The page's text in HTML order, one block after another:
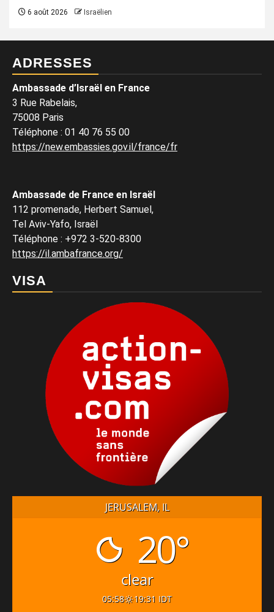
6 août 2026 Israëlien
ADRESSES
Ambassade d’Israël en France
3 Rue Rabelais,
75008 Paris
Téléphone : 01 40 76 55 00
https://new.embassies.gov.il/france/fr
Ambassade de France en Israël
112 promenade, Herbert Samuel,
Tel Aviv-Yafo, Israël
Téléphone : +972 3-520-8300
https://il.ambafrance.org/
VISA
JERUSALEM, IL
20°
clear
05:58 19:31 IDT